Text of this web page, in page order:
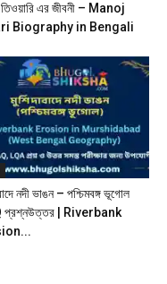
এর জীবনী – Manoj
Biography in Bengali
নদী ভাঙন – পশ্চিমবঙ্গ ভূগোল
প্রশ্নউত্তর | Riverbank